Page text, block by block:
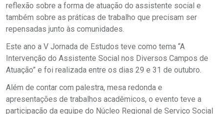
reflexão sobre a forma de atuação do assistente social e
também sobre as práticas de trabalho que precisam ser
repensadas junto às comunidades.
Este ano a V Jornada de Estudos teve como tema “A
Intervenção do Assistente Social nos Diversos Campos de
Atuação” e foi realizada entre os dias 29 e 31 de outubro.
Além de contar com palestra, mesa redonda e
apresentações de trabalhos acadêmicos, o evento teve a
participação da equipe do Núcleo Regional de Serviço Social